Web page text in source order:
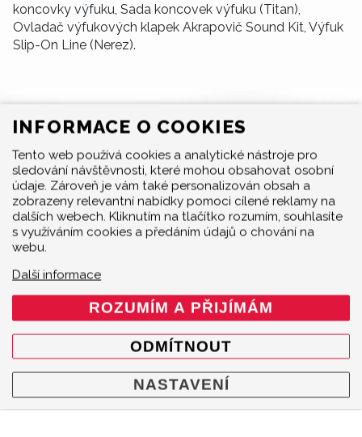
koncovky výfuku, Sada koncovek výfuku (Titan),
Ovladač výfukových klapek Akrapovič Sound Kit, Výfuk
Slip-On Line (Nerez).
MENU
Produkty
O značce
Multimedia
O nás
Prodejci
Cookie policy
Mapa webu
INFORMACE O COOKIES
Tento web používá cookies a analytické nástroje pro
sledování návštěvnosti, které mohou obsahovat osobní
údaje. Zároveň je vám také personalizován obsah a
zobrazeny relevantní nabídky pomoci cílené reklamy na
dalších webech. Kliknutím na tlačítko rozumím, souhlasíte
s využíváním cookies a předáním údajů o chování na
webu.
Další informace
ROZUMÍM A PŘIJÍMÁM
ODMÍTNOUT
NASTAVENÍ